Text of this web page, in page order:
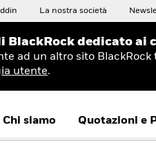
La nostra società
BlackRock dedicato
ad un altro sito
utente.
Chi siamo Quotazioni e